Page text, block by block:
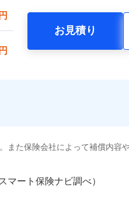
円
円
お見積り
た保険会社によって補償内容
マート保険ナビ調べ）